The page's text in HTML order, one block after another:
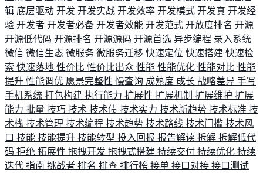
辑 底层驱动 开发 开发实战 开发效率 开发模式 开发真 开发经
验 开发者 开发者必备 开发者效能 开发范式 开放度排名 开源
开源低代码 开源排名 开源源码 开源首选 异步编程 录入系统
微信 微信生态 微服务 微服务迁移 快速定位 快速搭建 快速检
索 快速落地 性价比 性价比出众 性能 性能优化 性能对比 性能
提升 性能调优 愿景完整性 慢查询 成熟度 成长 战略差异 手写
手机系统 打包构建 执行能力 扩展性 扩展机制 扩展维护 扩展
能力 批量 技巧 技术 技术债 技术实力 技术新趋势 技术标准 技
术栈 技术管理 技术编程 技术趋势 技术路线 技术门槛 技术风
口 技能 技能提升 技能转型 投入回报 报告解读 拆解 拆解低代
码 拒绝 拓展性 拖拽开发 拖拽式搭建 持续交付 持续优化 持续
迭代 指南 挑战者 排名 排查 排行榜 接单 接口对接 接口测试